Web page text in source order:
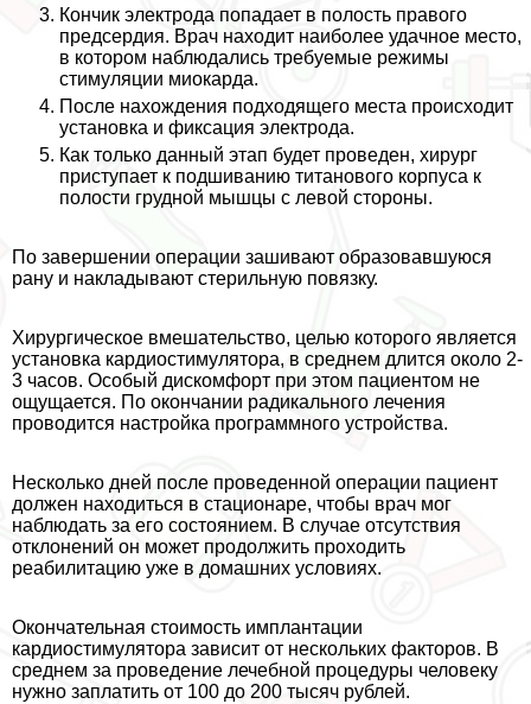
Кончик электрода попадает в полость правого
предсердия. Врач находит наиболее удачное место,
в котором наблюдались требуемые режимы
стимуляции миокарда.
После нахождения подходящего места происходит
установка и фиксация электрода.
Как только данный этап будет проведен, хирург
приступает к подшиванию титанового корпуса к
полости грудной мышцы с левой стороны.
По завершении операции зашивают образовавшуюся
рану и накладывают стерильную повязку.
Хирургическое вмешательство, целью которого является
установка кардиостимулятора, в среднем длится около 2-
3 часов. Особый дискомфорт при этом пациентом не
ощущается. По окончании радикального лечения
проводится настройка программного устройства.
Несколько дней после проведенной операции пациент
должен находиться в стационаре, чтобы врач мог
наблюдать за его состоянием. В случае отсутствия
отклонений он может продолжить проходить
реабилитацию уже в домашних условиях.
Окончательная стоимость имплантации
кардиостимулятора зависит от нескольких факторов. В
среднем за проведение лечебной процедуры человеку
нужно заплатить от 100 до 200 тысяч рублей.